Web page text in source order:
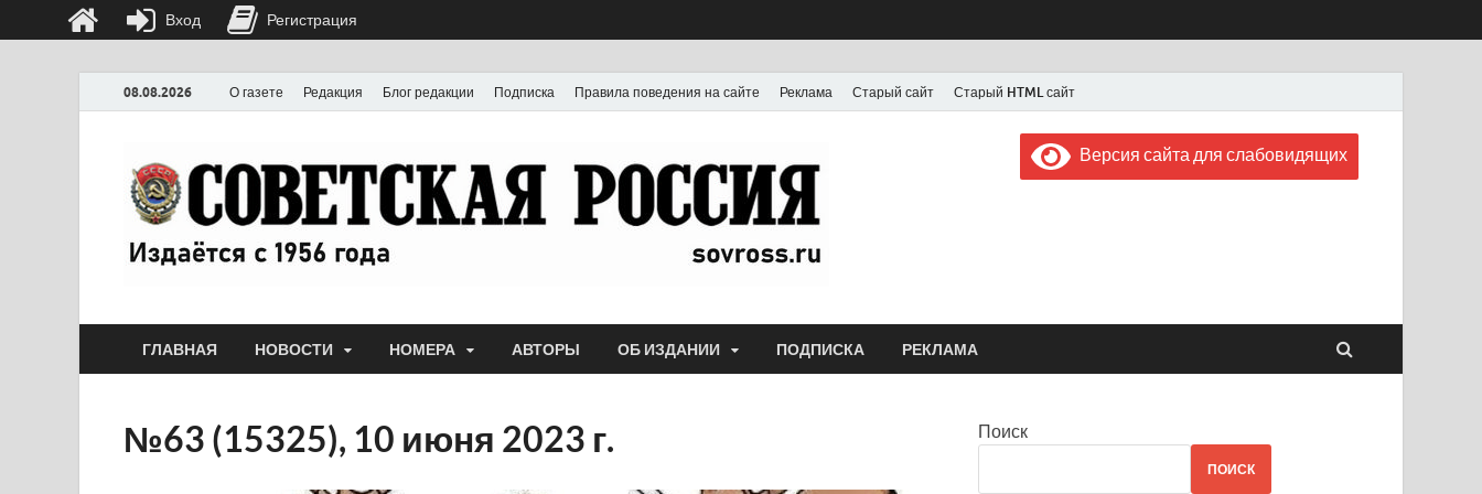
08.08.2026 О газете Редакция Блог редакции Подписка Правила поведения на сайте Реклама Старый сайт Старый HTML сайт
Газета "Советская Россия"
Выпускается с июля 1956 года
Версия сайта для слабовидящих
ГЛАВНАЯ НОВОСТИ НОМЕРА АВТОРЫ ОБ ИЗДАНИИ ПОДПИСКА РЕКЛАМА
№63 (15325), 10 июня 2023 г. Поиск
ПОИСК
Вход Регистрация